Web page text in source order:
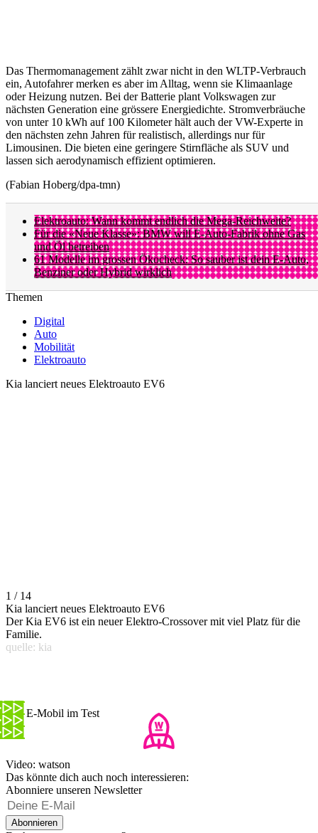
Das Thermomanagement zählt zwar nicht in den WLTP-Verbrauch
ein, Autofahrer merken es aber im Alltag, wenn sie Klimaanlage
oder Heizung nutzen. Bei der Batterie plant Volkswagen zur
nächsten Generation eine grössere Energiedichte. Stromverbräuche
von unter 10 kWh auf 100 Kilometer hält auch der VW-Experte in
den nächsten zehn Jahren für realistisch, allerdings nur für
Limousinen. Die bieten eine geringere Stirnfläche als SUV und
lassen sich aerodynamisch effizient optimieren.
(Fabian Hoberg/dpa-tmn)
Elektroauto: Wann kommt endlich die Mega-Reichweite?
Für die «Neue Klasse»: BMW will E-Auto-Fabrik ohne Gas
und Öl betreiben
61 Modelle im grossen Ökocheck: So sauber ist dein E-Auto,
Benziner oder Hybrid wirklich
Themen
Digital
Auto
Mobilität
Elektroauto
Kia lanciert neues Elektroauto EV6
1 / 14
Kia lanciert neues Elektroauto EV6
Der Kia EV6 ist ein neuer Elektro-Crossover mit viel Platz für die
Familie.
quelle: kia
Das E-Mobil im Test
Video: watson
Das könnte dich auch noch interessieren:
Abonniere unseren Newsletter
Abonnieren